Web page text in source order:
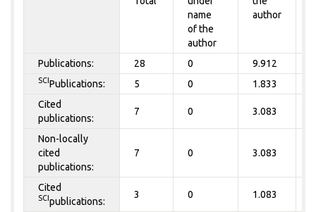
name
of the
author
author
Publications: 28 0 9.912
SCI Publications: 5 0 1.833
Cited
publications:
7 0 3.083
Non-locally
cited
publications:
7 0 3.083
Cited
SCI publications:
3 0 1.083